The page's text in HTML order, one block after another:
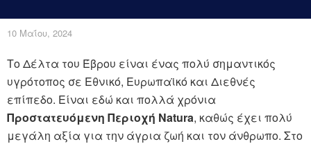
10 Μαΐου, 2024
Το Δέλτα του Έβρου είναι ένας πολύ σημαντικός
υγρότοπος σε Εθνικό, Ευρωπαϊκό και Διεθνές
επίπεδο. Είναι εδώ και πολλά χρόνια
Προστατευόμενη Περιοχή Natura, καθώς έχει πολύ
μεγάλη αξία για την άγρια ζωή και τον άνθρωπο. Στο